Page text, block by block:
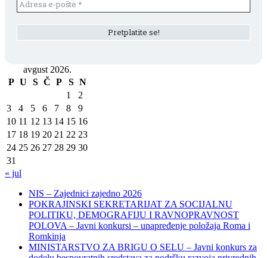
avgust 2026.
P U S Č P S N
1
2
3
4 5 6 7 8
9
10 11 12 13 14 15 16
17 18 19 20 21 22 23
24 25 26 27 28 29 30
31
« jul
NIS – Zajednici zajedno 2026
POKRAJINSKI SEKRETARIJAT ZA SOCIJALNU
POLITIKU, DEMOGRAFIJU I RAVNOPRAVNOST
POLOVA – Javni konkursi – unapređenje položaja Roma i
Romkinja
MINISTARSTVO ZA BRIGU O SELU – Javni konkurs za